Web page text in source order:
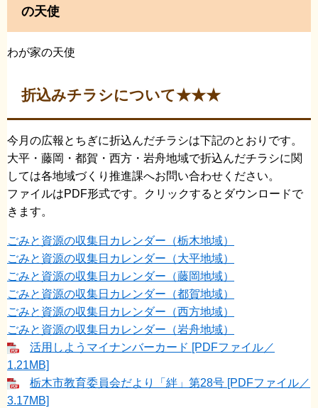
の天使
わが家の天使
折込みチラシについて★★★
今月の広報とちぎに折込んだチラシは下記のとおりです。
​大平・藤岡・都賀・西方・岩舟地域で折込んだチラシに関
しては各地域づくり推進課へお問い合わせください。
ファイルはPDF形式です。クリックするとダウンロードで
きます。
ごみと資源の収集日カレンダー​（栃木地域）
ごみと資源の収集日カレンダー​（大平地域）
ごみと資源の収集日カレンダー​（藤岡地域）
ごみと資源の収集日カレンダー​（都賀地域）
​ごみと資源の収集日カレンダー​（西方地域）
ごみと資源の収集日カレンダー​（岩舟地域）
活用しようマイナンバーカード [PDFファイル／
1.21MB]
栃木市教育委員会だより「絆」第28号 [PDFファイル／
3.17MB]